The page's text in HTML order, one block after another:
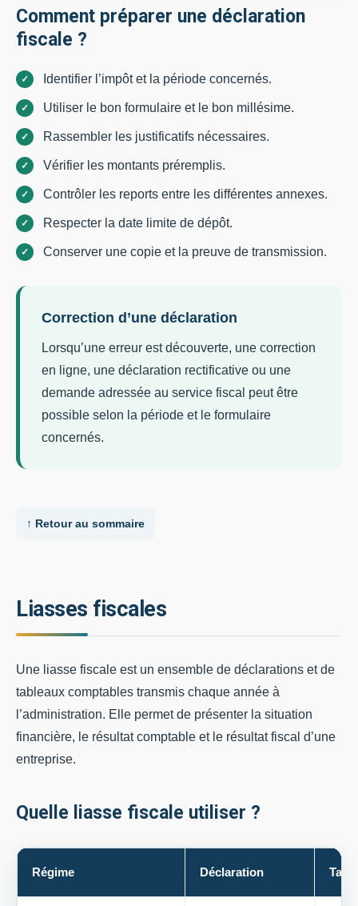
Comment préparer une déclaration
fiscale ?
Identifier l’impôt et la période concernés.
Utiliser le bon formulaire et le bon millésime.
Rassembler les justificatifs nécessaires.
Vérifier les montants préremplis.
Contrôler les reports entre les différentes annexes.
Respecter la date limite de dépôt.
Conserver une copie et la preuve de transmission.
Correction d’une déclaration
Lorsqu’une erreur est découverte, une correction
en ligne, une déclaration rectificative ou une
demande adressée au service fiscal peut être
possible selon la période et le formulaire
concernés.
↑ Retour au sommaire
Liasses fiscales
Une liasse fiscale est un ensemble de déclarations et de
tableaux comptables transmis chaque année à
l’administration. Elle permet de présenter la situation
financière, le résultat comptable et le résultat fiscal d’une
entreprise.
Quelle liasse fiscale utiliser ?
Régime Déclaration